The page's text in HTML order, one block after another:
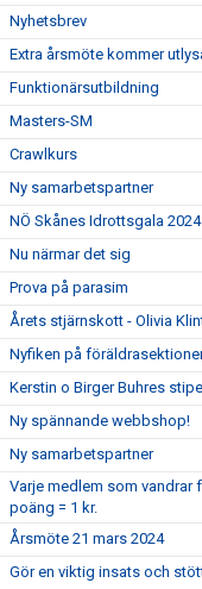
Nyhetsbrev
Extra årsmöte kommer
Funktionärsutbildning
Masters-SM
Crawlkurs
Ny samarbetspartner
NÖ Skånes Idrottsgala 2024
Nu närmar det sig
Prova på parasim
Årets stjärnskott - Olivia
Nyfiken på
Kerstin o Birger Buhres
Ny spännande webbshop!
Ny samarbetspartner
Varje medlem som vandrar
poäng = 1 kr.
Årsmöte 21 mars 2024
Gör en viktig insats och